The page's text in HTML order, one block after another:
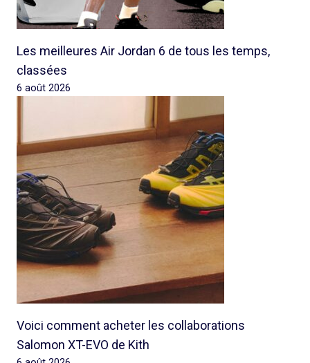
Les meilleures Air Jordan 6 de tous les temps,
classées
6 août 2026
Voici comment acheter les collaborations
Salomon XT-EVO de Kith